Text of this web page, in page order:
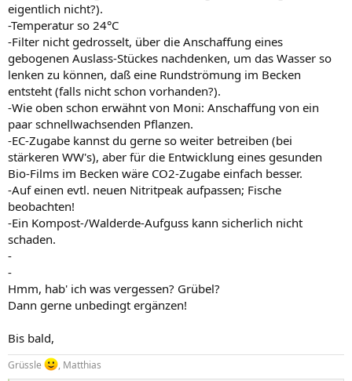
eigentlich nicht?).
-Temperatur so 24°C
-Filter nicht gedrosselt, über die Anschaffung eines
gebogenen Auslass-Stückes nachdenken, um das Wasser so
lenken zu können, daß eine Rundströmung im Becken
entsteht (falls nicht schon vorhanden?).
-Wie oben schon erwähnt von Moni: Anschaffung von ein
paar schnellwachsenden Pflanzen.
-EC-Zugabe kannst du gerne so weiter betreiben (bei
stärkeren WW's), aber für die Entwicklung eines gesunden
Bio-Films im Becken wäre CO2-Zugabe einfach besser.
-Auf einen evtl. neuen Nitritpeak aufpassen; Fische
beobachten!
-Ein Kompost-/Walderde-Aufguss kann sicherlich nicht
schaden.
-
-
Hmm, hab' ich was vergessen? Grübel?
Dann gerne unbedingt ergänzen!
Bis bald,
Grüssle , Matthias